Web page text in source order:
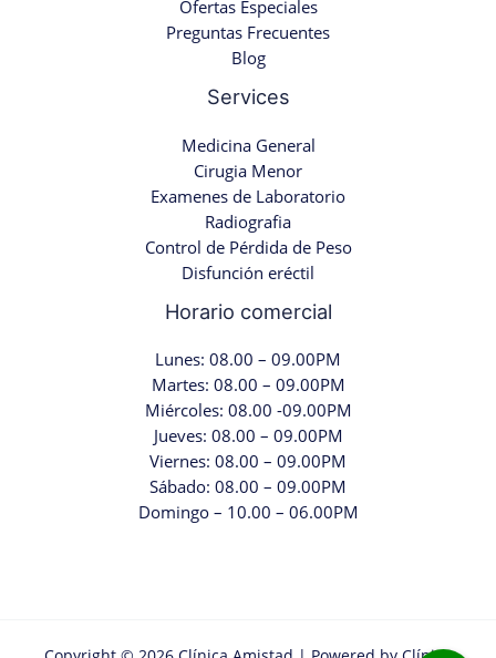
Ofertas Especiales
Preguntas Frecuentes
Blog
Services
Medicina General
Cirugia Menor
Examenes de Laboratorio
Radiografia
Control de Pérdida de Peso
Disfunción eréctil
Horario comercial
Lunes: 08.00 – 09.00PM
Martes: 08.00 – 09.00PM
Miércoles: 08.00 -09.00PM
Jueves: 08.00 – 09.00PM
Viernes: 08.00 – 09.00PM
Sábado: 08.00 – 09.00PM
Domingo – 10.00 – 06.00PM